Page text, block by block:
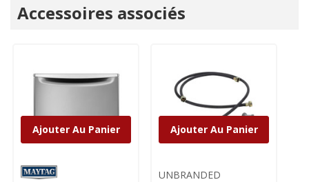
personnalisé
Accessoires associés
Ajouter Au Panier
UNBRANDED
Ajouter Au Panier